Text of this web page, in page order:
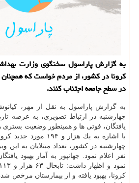
به گزارش پاراسول سخنگوی وزارت
كرونا در كشور، از مردم خواست كه
در سطح جامعه اجتناب كنند.
به گزارش پاراسول به نقل از مهر،
چهارشنبه در ارتباط تصویری، به عرضه تازه
یافتگان، فوتی ها و همینطور وضعیت
با اشاره به یك هزار و
نفر اعلام نمود. جهانپور به آمار بهبود
كرونا، بهبود یافته و از بیمارستان مرخص